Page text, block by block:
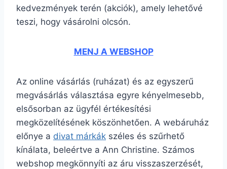
kedvezmények terén (akciók), amely lehetővé
teszi, hogy vásárolni olcsón.
MENJ A WEBSHOP
Az online vásárlás (ruházat) és az egyszerű
megvásárlás választása egyre kényelmesebb,
elsősorban az ügyfél értékesítési
megközelítésének köszönhetően. A webáruház
előnye a divat márkák széles és szűrhető
kínálata, beleértve a Ann Christine. Számos
webshop megkönnyíti az áru visszaszerzését,